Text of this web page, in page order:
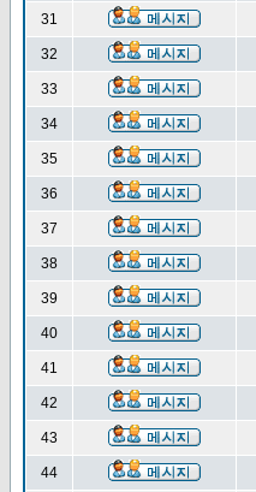
31
32
33
34
35
36
37
38
39
40
41
42
43
44